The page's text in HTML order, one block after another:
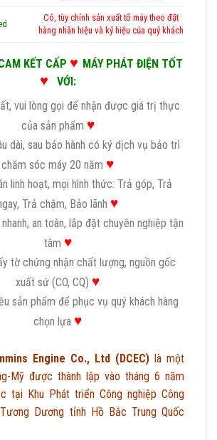
Có, tùy chỉnh sản xuất tổ máy theo đặt
hàng nhãn hiệu và ký hiệu của quý khách
KẾT CẤP ♥ MÁY PHÁT ĐIỆN TỐT
♥
VỚI:
vui lòng gọi để nhận được giá trị thực
của sản phẩm ♥
dài, sau bảo hành có ký dịch vụ bảo trì
chăm sóc máy 20 năm ♥
linh hoạt, mọi hình thức: Trả góp, Trả
Trả chậm, Bảo lãnh ♥
an toàn, lắp đặt chuyên nghiệp tận
tâm ♥
tờ chứng nhận chất lượng, nguồn gốc
xuất sứ (CO, CQ) ♥
sản phẩm để phục vụ quý khách hàng
chọn lựa ♥
Engine Co., Ltd (DCEC) là một
Mỹ được thành lập vào tháng 6 năm
tại Khu Phát triển Công nghiệp Công
Dương tỉnh Hồ Bắc Trung Quốc